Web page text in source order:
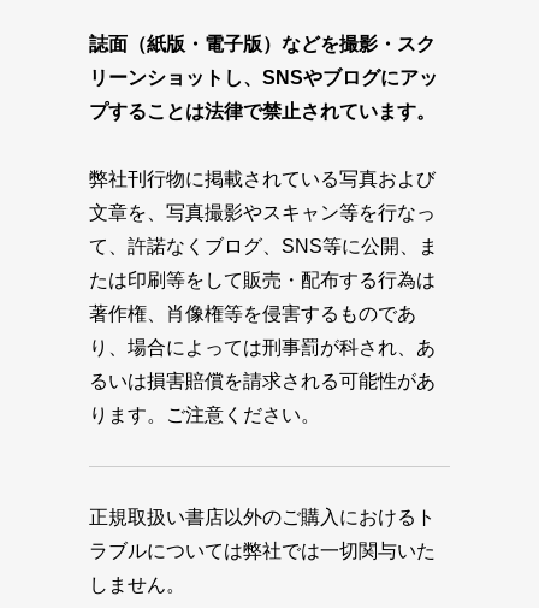
誌面（紙版・電子版）などを撮影・スク
リーンショットし、SNSやブログにアッ
プすることは法律で禁止されています。
弊社刊行物に掲載されている写真および
文章を、写真撮影やスキャン等を行なっ
て、許諾なくブログ、SNS等に公開、ま
たは印刷等をして販売・配布する行為は
著作権、肖像権等を侵害するものであ
り、場合によっては刑事罰が科され、あ
るいは損害賠償を請求される可能性があ
ります。ご注意ください。
正規取扱い書店以外のご購入におけるト
ラブルについては弊社では一切関与いた
しません。